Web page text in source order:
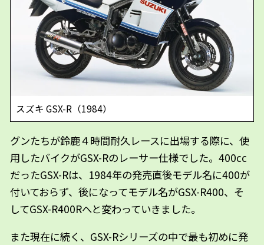
スズキ GSX-R（1984）
グンたちが鈴鹿４時間耐久レースに出場する際に、使
用したバイクがGSX-Rのレーサー仕様でした。400cc
だったGSX-Rは、1984年の発売直後モデル名に400が
付いておらず、後になってモデル名がGSX-R400、そ
してGSX-R400Rへと変わっていきました。
また現在に続く、GSX-Rシリーズの中で最も初めに発